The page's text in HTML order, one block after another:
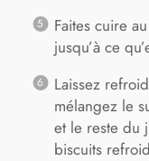
Faites cuire
jusqu’à ce
Laissez
mélangez le
et le reste du
biscuits